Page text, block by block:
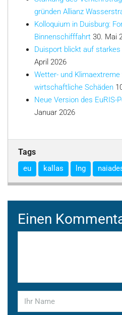
gründen Allianz
Kolloquium in Duisburg:
Binnenschifffahrt 30. Mai
Duisport blickt auf
April 2026
Wetter- und
wirtschaftliche Schäden
Neue Version des EuRIS-
Januar 2026
Tags
eu kallas lng
Einen